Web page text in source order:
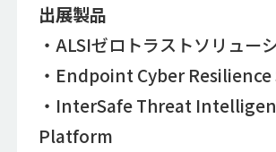
出展製品
・ALSIゼロトラストソリュー
・Endpoint Cyber
・InterSafe Threat
Platform